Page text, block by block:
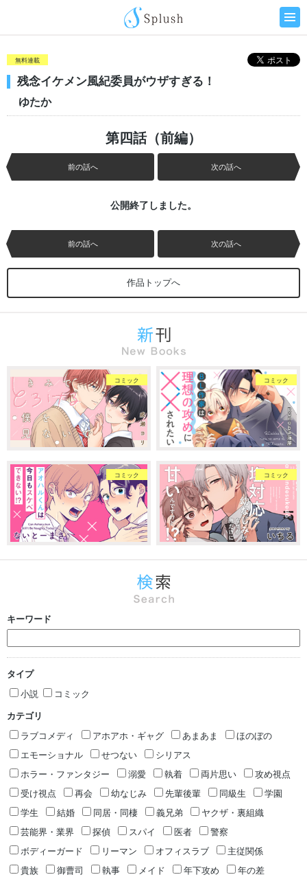
無料連載
残念イケメン風紀委員がウザすぎる！
ゆたか
第四話（前編）
前の話へ 次の話へ
公開終了しました。
前の話へ 次の話へ
作品トップへ
コミック コミック
コミック コミック
キーワード
タイプ
小説
コミック
カテゴリ
ラブコメディ
アホアホ・ギャグ あまあま
ほのぼの
エモーショナル
せつない
シリアス
ホラー・ファンタジー
溺愛 執着 両片思い
攻め視点
受け視点
再会 幼なじみ 先輩後輩 同級生
学園
学生
結婚 同居・同棲 義兄弟
ヤクザ・裏組織
芸能界・業界
探偵 スパイ 医者
警察
ボディーガード
リーマン オフィスラブ
主従関係
貴族
御曹司 執事 メイド 年下攻め
年の差